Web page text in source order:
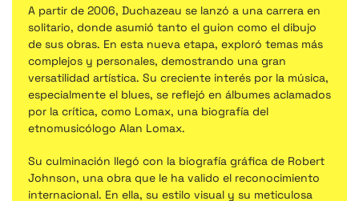
A partir de 2006, Duchazeau se lanzó a una carrera en
solitario, donde asumió tanto el guion como el dibujo
de sus obras. En esta nueva etapa, exploró temas más
complejos y personales, demostrando una gran
versatilidad artística. Su creciente interés por la música,
especialmente el blues, se reflejó en álbumes aclamados
por la crítica, como Lomax, una biografía del
etnomusicólogo Alan Lomax.
Su culminación llegó con la biografía gráfica de Robert
Johnson, una obra que le ha valido el reconocimiento
internacional. En ella, su estilo visual y su meticulosa